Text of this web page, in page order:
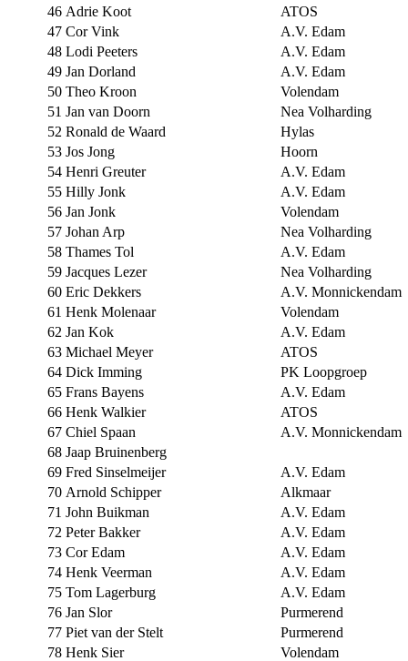
46 Adrie Koot
ATOS
47 Cor Vink
A.V. Edam
48 Lodi Peeters
A.V. Edam
49 Jan Dorland
A.V. Edam
50 Theo Kroon
Volendam
51 Jan van Doorn
Nea Volharding
52 Ronald de Waard
Hylas
53 Jos Jong
Hoorn
54 Henri Greuter
A.V. Edam
55 Hilly Jonk
A.V. Edam
56 Jan Jonk
Volendam
57 Johan Arp
Nea Volharding
58 Thames Tol
A.V. Edam
59 Jacques Lezer
Nea Volharding
60 Eric Dekkers
A.V. Monnickendam
61 Henk Molenaar
Volendam
62 Jan Kok
A.V. Edam
63 Michael Meyer
ATOS
64 Dick Imming
PK Loopgroep
65 Frans Bayens
A.V. Edam
66 Henk Walkier
ATOS
67 Chiel Spaan
A.V. Monnickendam
68 Jaap Bruinenberg
69 Fred Sinselmeijer
A.V. Edam
70 Arnold Schipper
Alkmaar
71 John Buikman
A.V. Edam
72 Peter Bakker
A.V. Edam
73 Cor Edam
A.V. Edam
74 Henk Veerman
A.V. Edam
75 Tom Lagerburg
A.V. Edam
76 Jan Slor
Purmerend
77 Piet van der Stelt
Purmerend
78 Henk Sier
Volendam